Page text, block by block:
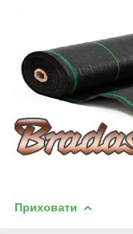
Приховати